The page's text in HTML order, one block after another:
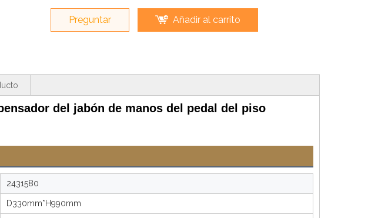
Preguntar Añadir al carrito
del jabón de manos del pedal del piso
2431580
D330mm*H990mm